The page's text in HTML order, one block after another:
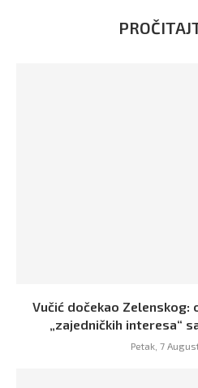
Vučić dočekao Zelenskog:
„zajedničkih interesa“
Petak, 7